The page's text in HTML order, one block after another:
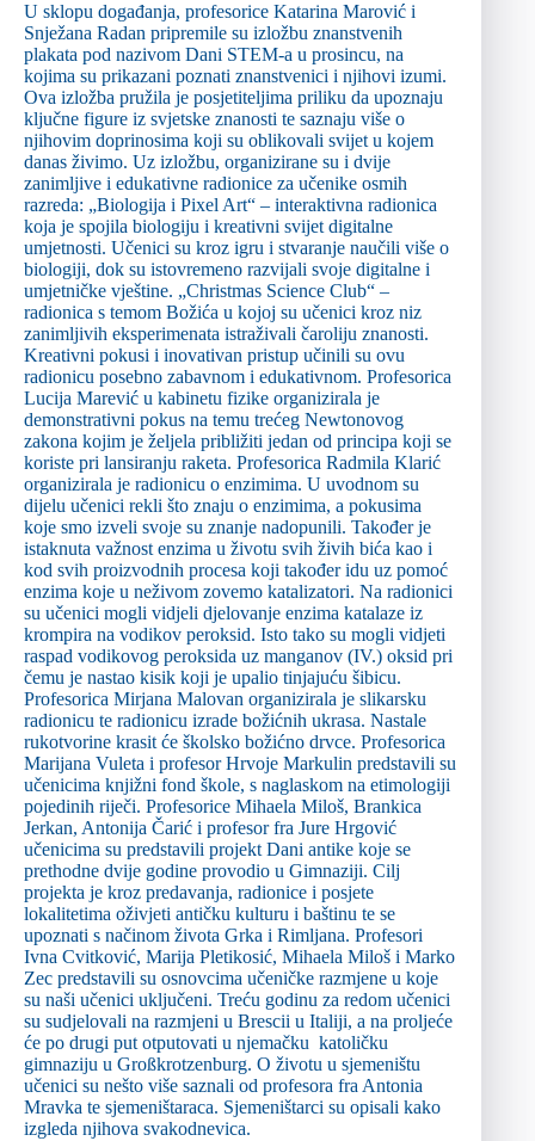
U sklopu događanja, profesorice Katarina Marović i
Snježana Radan pripremile su izložbu znanstvenih
plakata pod nazivom Dani STEM-a u prosincu, na
kojima su prikazani poznati znanstvenici i njihovi izumi.
Ova izložba pružila je posjetiteljima priliku da upoznaju
ključne figure iz svjetske znanosti te saznaju više o
njihovim doprinosima koji su oblikovali svijet u kojem
danas živimo. Uz izložbu, organizirane su i dvije
zanimljive i edukativne radionice za učenike osmih
razreda: „Biologija i Pixel Art“ – interaktivna radionica
koja je spojila biologiju i kreativni svijet digitalne
umjetnosti. Učenici su kroz igru ​​i stvaranje naučili više o
biologiji, dok su istovremeno razvijali svoje digitalne i
umjetničke vještine. „Christmas Science Club“ –
radionica s temom Božića u kojoj su učenici kroz niz
zanimljivih eksperimenata istraživali čaroliju znanosti.
Kreativni pokusi i inovativan pristup učinili su ovu
radionicu posebno zabavnom i edukativnom. Profesorica
Lucija Marević u kabinetu fizike organizirala je
demonstrativni pokus na temu trećeg Newtonovog
zakona kojim je željela približiti jedan od principa koji se
koriste pri lansiranju raketa. Profesorica Radmila Klarić
organizirala je radionicu o enzimima. U uvodnom su
dijelu učenici rekli što znaju o enzimima, a pokusima
koje smo izveli svoje su znanje nadopunili. Također je
istaknuta važnost enzima u životu svih živih bića kao i
kod svih proizvodnih procesa koji također idu uz pomoć
enzima koje u neživom zovemo katalizatori. Na radionici
su učenici mogli vidjeli djelovanje enzima katalaze iz
krompira na vodikov peroksid. Isto tako su mogli vidjeti
raspad vodikovog peroksida uz manganov (IV.) oksid pri
čemu je nastao kisik koji je upalio tinjajuću šibicu.
Profesorica Mirjana Malovan organizirala je slikarsku
radionicu te radionicu izrade božićnih ukrasa. Nastale
rukotvorine krasit će školsko božićno drvce. Profesorica
Marijana Vuleta i profesor Hrvoje Markulin predstavili su
učenicima knjižni fond škole, s naglaskom na etimologiji
pojedinih riječi. Profesorice Mihaela Miloš, Brankica
Jerkan, Antonija Čarić i profesor fra Jure Hrgović
učenicima su predstavili projekt Dani antike koje se
prethodne dvije godine provodio u Gimnaziji. Cilj
projekta je kroz predavanja, radionice i posjete
lokalitetima oživjeti antičku kulturu i baštinu te se
upoznati s načinom života Grka i Rimljana. Profesori
Ivna Cvitković, Marija Pletikosić, Mihaela Miloš i Marko
Zec predstavili su osnovcima učeničke razmjene u koje
su naši učenici uključeni. Treću godinu za redom učenici
su sudjelovali na razmjeni u Brescii u Italiji, a na proljeće
će po drugi put otputovati u njemačku katoličku
gimnaziju u Großkrotzenburg. O životu u sjemeništu
učenici su nešto više saznali od profesora fra Antonia
Mravka te sjemeništaraca. Sjemeništarci su opisali kako
izgleda njihova svakodnevica.